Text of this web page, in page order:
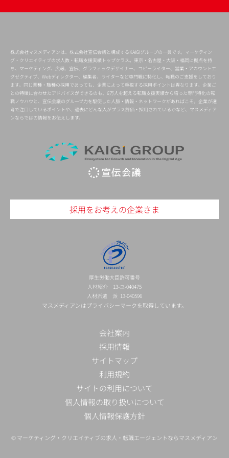
株式会社マスメディアンは、株式会社宣伝会議と構成するKAIGIグループの一員です。マーケティン
グ・クリエイティブの求人数・転職支援実績トップクラス。東京・名古屋・大阪・福岡に拠点を持
ち、マーケティング、広報、宣伝、グラフィックデザイナー、コピーライター、営業・アカウントエ
グゼクティブ、Webディレクター、編集者、ライターなど専門職に特化し、転職のご支援をしており
ます。同じ業種・職種の採用であっても、企業によって重視する採用ポイントは異なります。企業ご
との特徴に合わせたアドバイスができるのも、6万人を超える転職支援実績から培った専門特化の転
職ノウハウと、宣伝会議のグループ力を駆使した人脈・情報・ネットワークがあればこそ。企業が選
考で注目しているポイントや、過去にどんな人がプラス評価・採用されているかなど、マスメディア
ンならではの情報をお伝えします。
採用をお考えの企業さま
厚生労働大臣許可番号
人材紹介 13-ユ-040475
人材派遣 派 13-040596
マスメディアンはプライバシーマークを取得しています。
会社案内
採用情報
サイトマップ
利用規約
サイトの利用について
個人情報の取り扱いについて
個人情報保護方針
© マーケティング・クリエイティブの求人・転職エージェントならマスメディアン